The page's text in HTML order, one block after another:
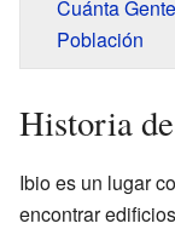
Cuánta
Población
Historia
Ibio es un lugar
encontrar